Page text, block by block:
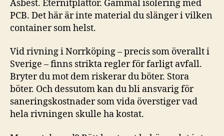
Asbest. Eternitplattor. Gammal isolering med
PCB. Det här är inte material du slänger i vilken
container som helst.
Vid rivning i Norrköping – precis som överallt i
Sverige – finns strikta regler för farligt avfall.
Bryter du mot dem riskerar du böter. Stora
böter. Och dessutom kan du bli ansvarig för
saneringskostnader som vida överstiger vad
hela rivningen skulle ha kostat.